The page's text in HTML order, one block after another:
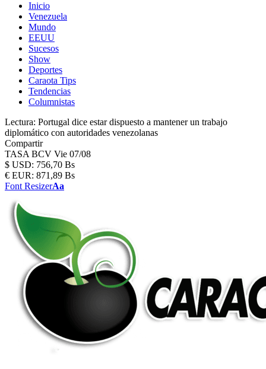
Inicio
Venezuela
Mundo
EEUU
Sucesos
Show
Deportes
Caraota Tips
Tendencias
Columnistas
Lectura: Portugal dice estar dispuesto a mantener un trabajo
diplomático con autoridades venezolanas
Compartir
TASA BCV Vie 07/08
$ USD: 756,70 Bs
€ EUR: 871,89 Bs
Font ResizerAa